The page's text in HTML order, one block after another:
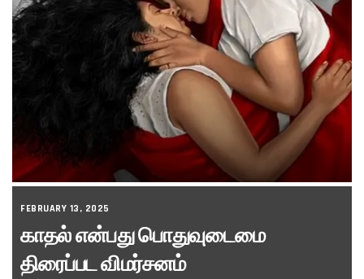
FEBRUARY 13, 2025
காதல் என்பது பொதுவுடைமை
திரைப்பட விமர்சனம்